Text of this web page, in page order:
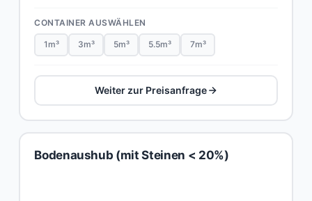
CONTAINER AUSWÄHLEN
1m³ 3m³ 5m³ 5.5m³ 7m³
Weiter zur Preisanfrage
Bodenaushub (mit Steinen < 20%)